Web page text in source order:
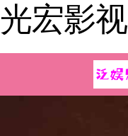
光宏影视